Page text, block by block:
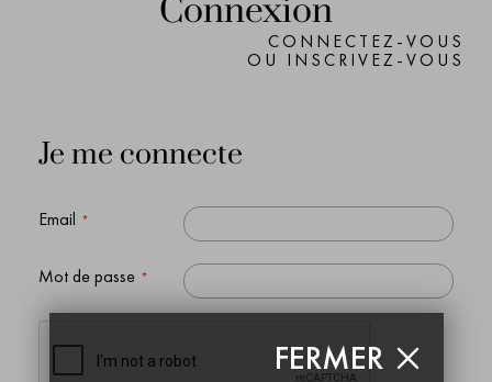
FERMER
Connexion
CONNECTEZ-VOUS
OU INSCRIVEZ-VOUS
Je me connecte
Email
Mot de passe